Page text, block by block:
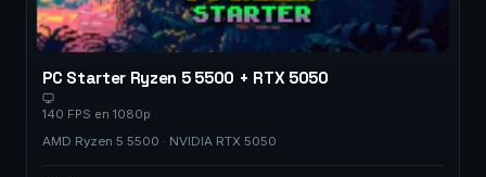
PC Starter Ryzen 5 5500 + RTX 5050
140 FPS en 1080p
AMD Ryzen 5 5500 · NVIDIA RTX 5050